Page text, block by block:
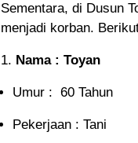
Sementara, di Dusun
menjadi korban.
1. Nama : Toyan
Umur : 60 Tahun
Pekerjaan : Tani